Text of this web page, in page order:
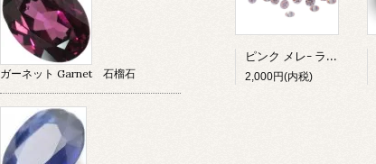
ピンク メレ- ラボグロウンダイヤモンド 1.7mm
2,000円(内税)
ガーネット Garnet 石榴石